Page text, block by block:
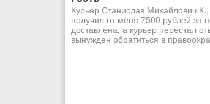
Курьер Станислав Михайлович
получил от меня 7500 рублей за
доставлена, а курьер перестал
вынужден обратиться в